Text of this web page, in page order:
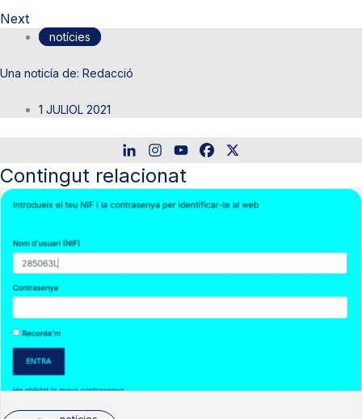
Next
notícies
Redacció
1 JULIOL 2021
Contingut relacionat